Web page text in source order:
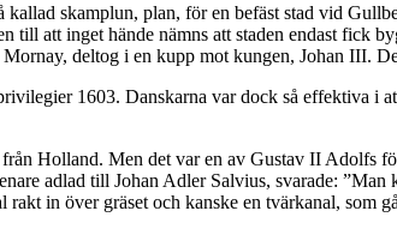
skamplun, plan, för en befäst stad vid
till att inget hände nämns att staden endast fick
deltog i en kupp mot kungen, Johan III.
1603. Danskarna var dock så effektiva i
Holland. Men det var en av Gustav II Adolfs
adlad till Johan Adler Salvius, svarade:
rakt in över gräset och kanske en tvärkanal,